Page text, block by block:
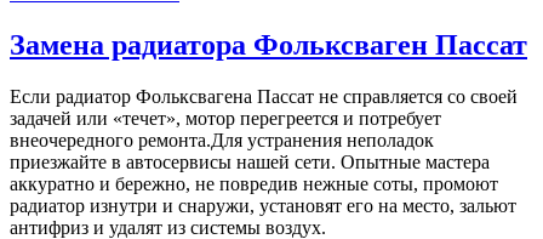
Замена радиатора Фольксваген Пассат
Если радиатор Фольксвагена Пассат не справляется со своей
задачей или «течет», мотор перегреется и потребует
внеочередного ремонта.Для устранения неполадок
приезжайте в автосервисы нашей сети. Опытные мастера
аккуратно и бережно, не повредив нежные соты, промоют
радиатор изнутри и снаружи, установят его на место, зальют
антифриз и удалят из системы воздух.